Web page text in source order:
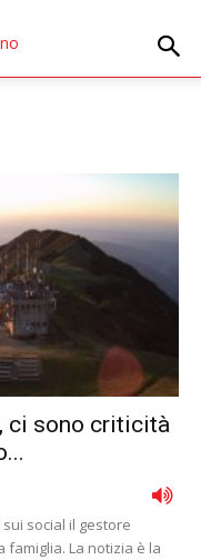
ci sono criticità
social il gestore
famiglia. La notizia è la